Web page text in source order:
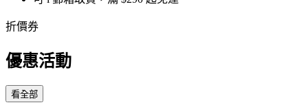
折價券
優惠活動
看全部